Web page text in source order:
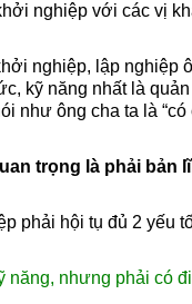
nghiệp với các vị
nghiệp, lập nghiệp
kỹ năng nhất là
như ông cha ta là “có
trọng là phải bản
phải hội tụ đủ 2 yếu
nhưng phải có